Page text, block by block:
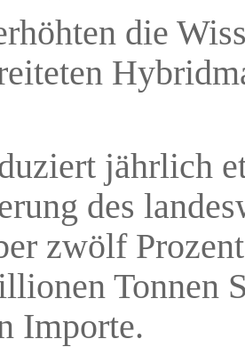
die
jährlich
des
zwölf
Tonnen
Importe.